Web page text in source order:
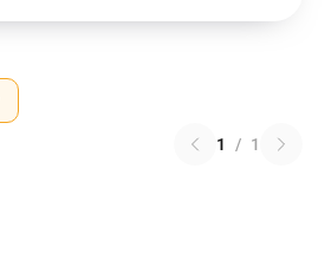
1 / 1